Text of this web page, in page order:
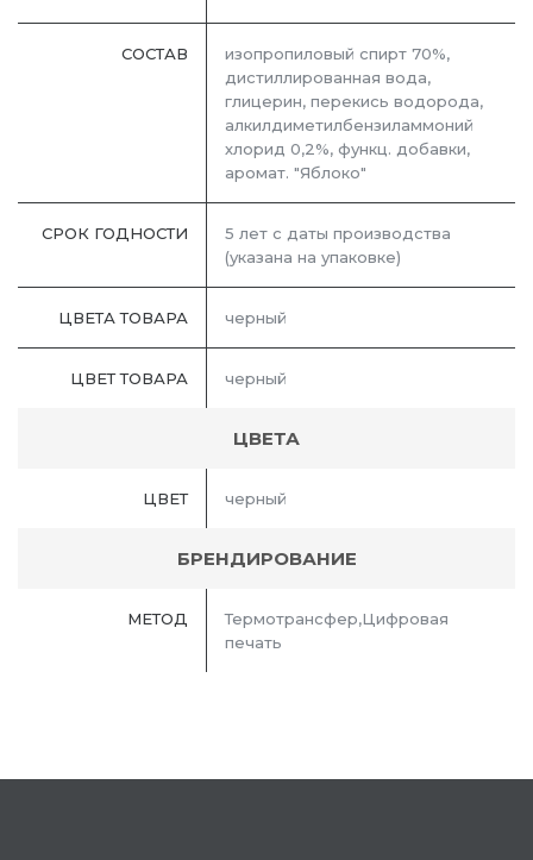
СОСТАВ
изопропиловый спирт 70%,
дистиллированная вода,
глицерин, перекись водорода,
алкилдиметилбензиламмоний
хлорид 0,2%, функц. добавки,
аромат. "Яблоко"
СРОК ГОДНОСТИ
5 лет с даты производства
(указана на упаковке)
ЦВЕТА ТОВАРА черный
ЦВЕТ ТОВАРА черный
ЦВЕТА
ЦВЕТ черный
БРЕНДИРОВАНИЕ
МЕТОД
Термотрансфер,Цифровая
печать